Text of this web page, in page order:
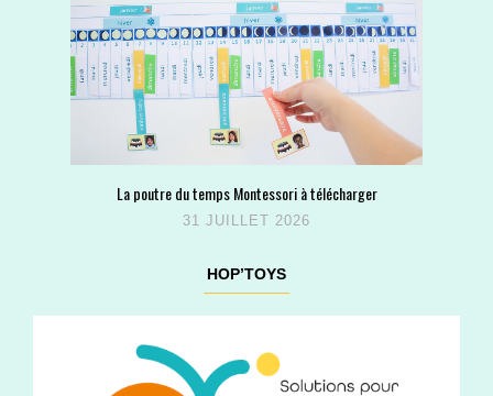
La poutre du temps Montessori à télécharger
31 JUILLET 2026
HOP’TOYS